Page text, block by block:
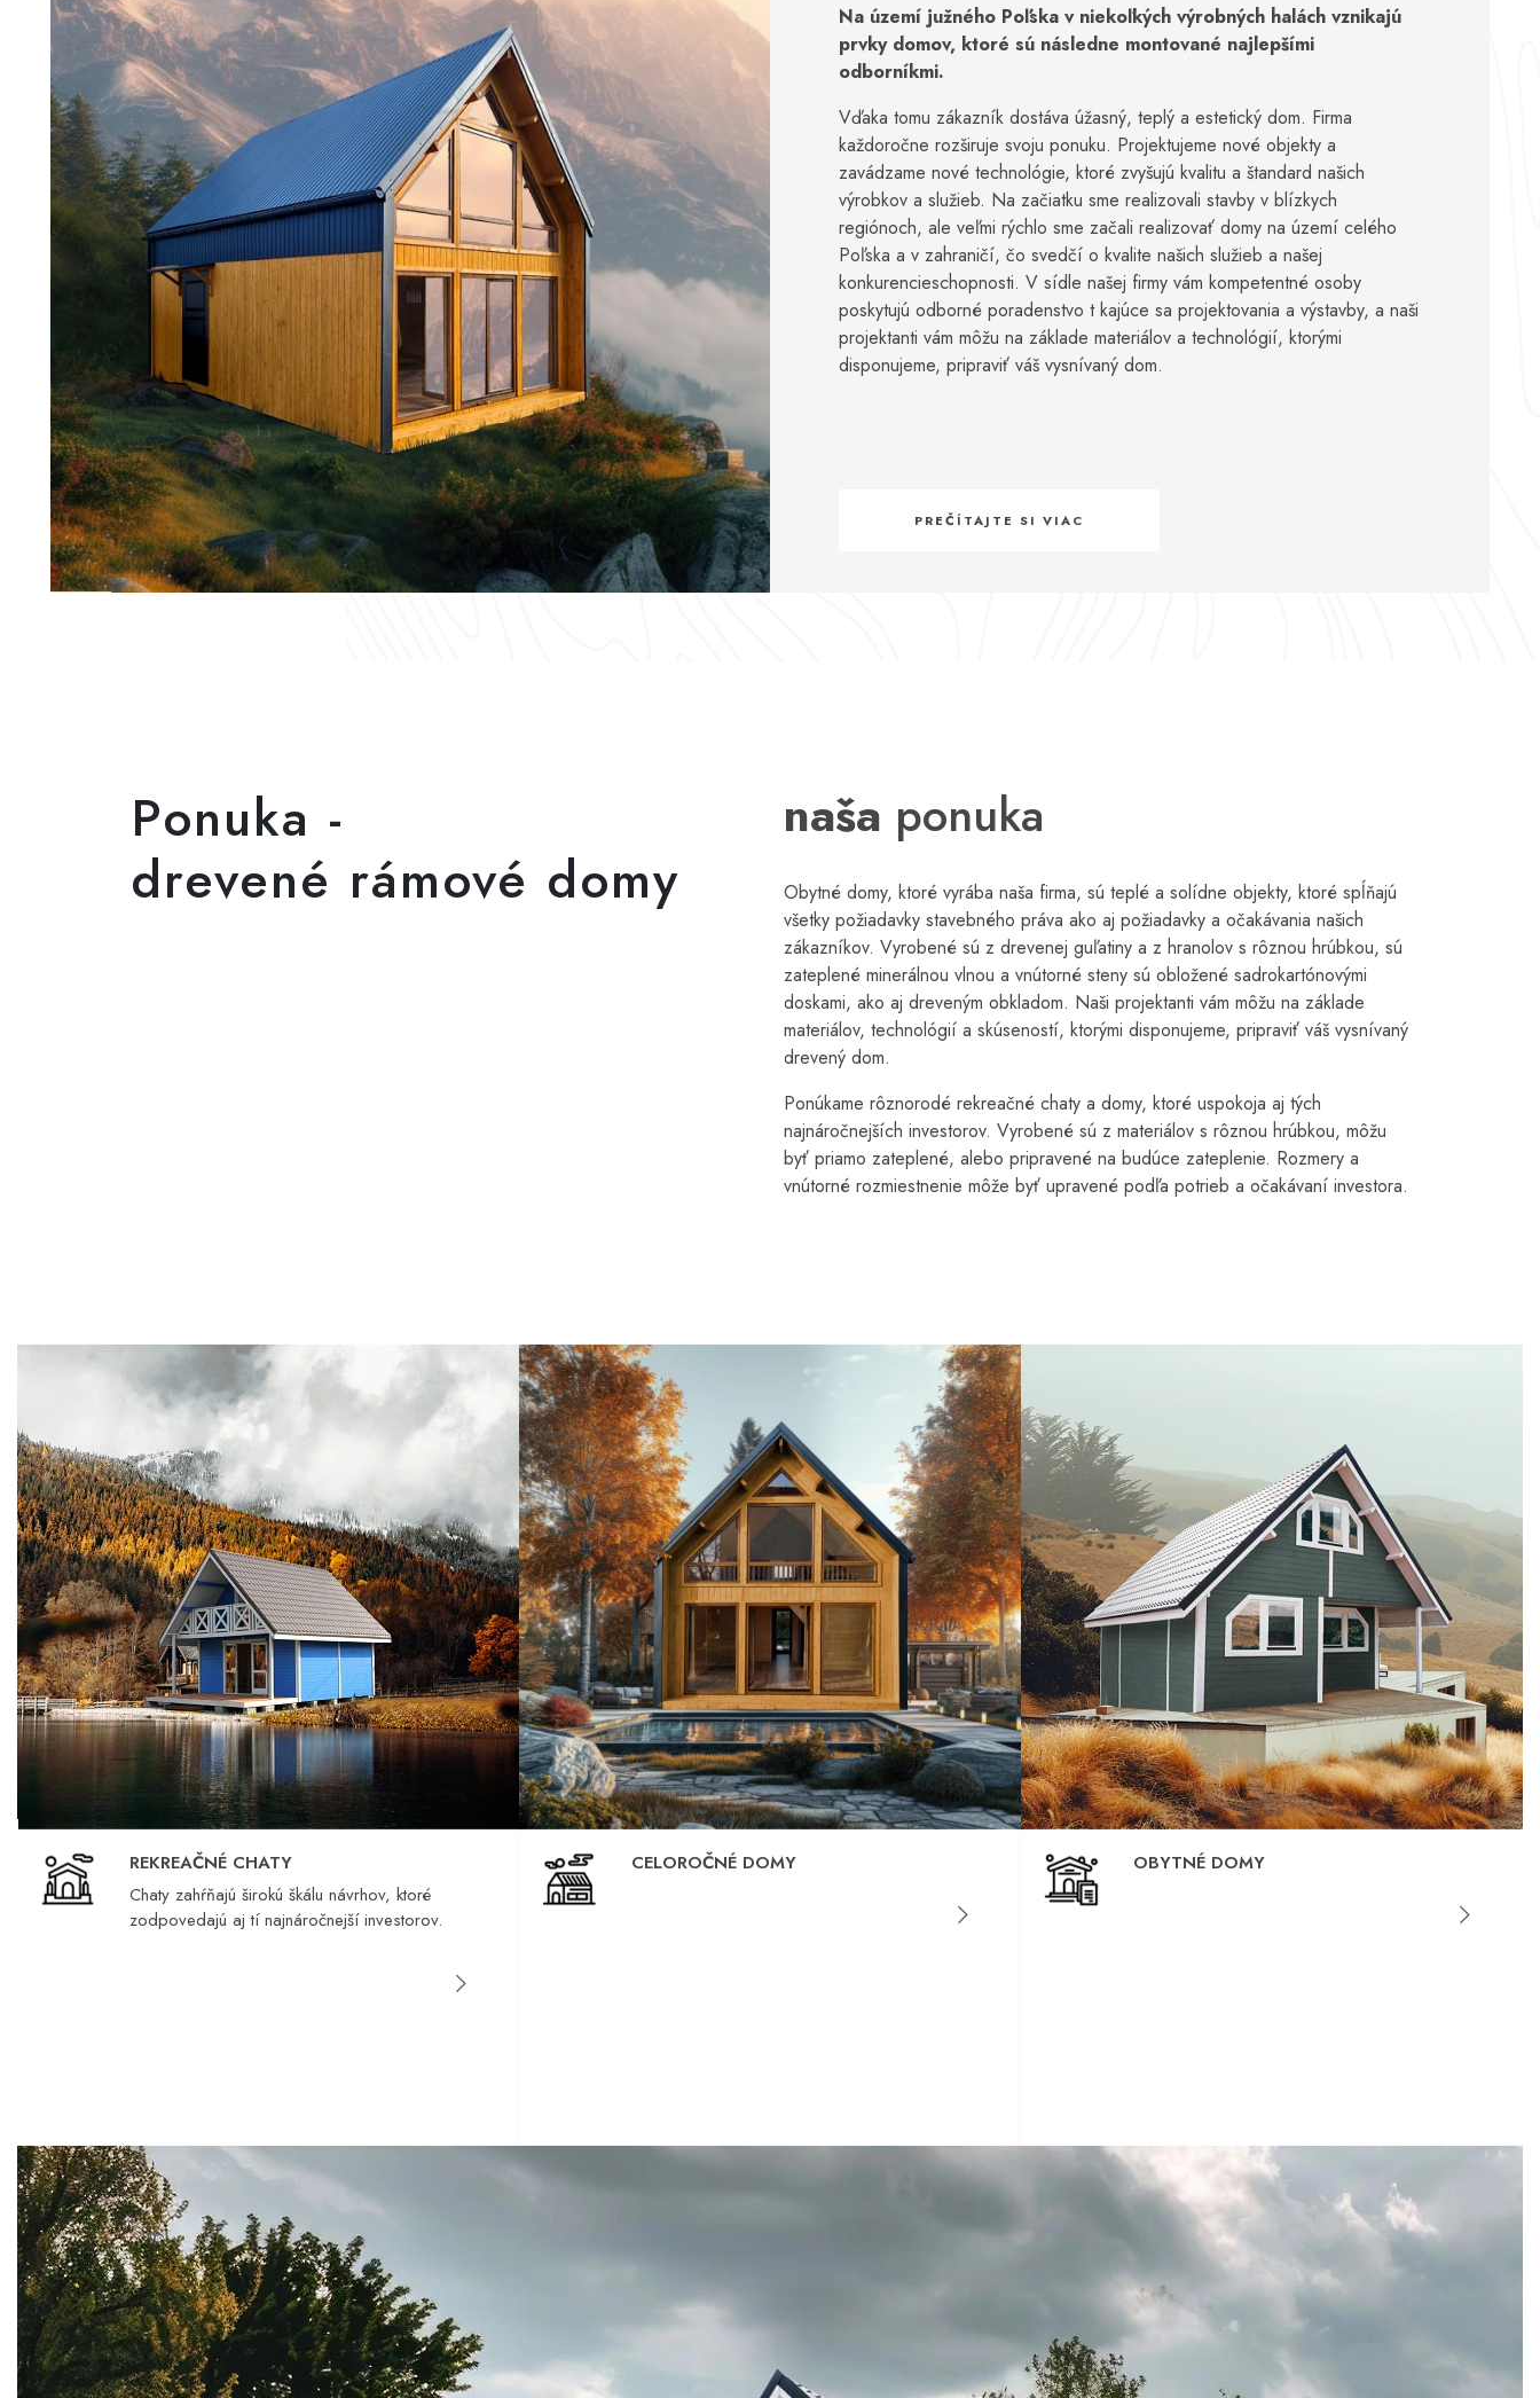
Na území južného Poľska v niekoľkých výrobných halách vznikajú
prvky domov, ktoré sú následne montované najlepšími
odborníkmi.
Vďaka tomu zákazník dostáva úžasný, teplý a estetický dom. Firma
každoročne rozširuje svoju ponuku. Projektujeme nové objekty a
zavádzame nové technológie, ktoré zvyšujú kvalitu a štandard našich
výrobkov a služieb. Na začiatku sme realizovali stavby v blízkych
regiónoch, ale veľmi rýchlo sme začali realizovať domy na území celého
Poľska a v zahraničí, čo svedčí o kvalite našich služieb a našej
konkurencieschopnosti. V sídle našej firmy vám kompetentné osoby
poskytujú odborné poradenstvo t kajúce sa projektovania a výstavby, a naši
projektanti vám môžu na základe materiálov a technológií, ktorými
disponujeme, pripraviť váš vysnívaný dom.
PREČÍTAJTE SI VIAC
Ponuka -
drevené rámové domy
naša ponuka
Obytné domy, ktoré vyrába naša firma, sú teplé a solídne objekty, ktoré spĺňajú
všetky požiadavky stavebného práva ako aj požiadavky a očakávania našich
zákazníkov. Vyrobené sú z drevenej guľatiny a z hranolov s rôznou hrúbkou, sú
zateplené minerálnou vlnou a vnútorné steny sú obložené sadrokartónovými
doskami, ako aj dreveným obkladom. Naši projektanti vám môžu na základe
materiálov, technológií a skúseností, ktorými disponujeme, pripraviť váš vysnívaný
drevený dom.
Ponúkame rôznorodé rekreačné chaty a domy, ktoré uspokoja aj tých
najnáročnejších investorov. Vyrobené sú z materiálov s rôznou hrúbkou, môžu
byť priamo zateplené, alebo pripravené na budúce zateplenie. Rozmery a
vnútorné rozmiestnenie môže byť upravené podľa potrieb a očakávaní investora.
REKREAČNÉ CHATY
Chaty zahŕňajú širokú škálu návrhov, ktoré
zodpovedajú aj tí najnáročnejší investorov.
CELOROČNÉ DOMY OBYTNÉ DOMY